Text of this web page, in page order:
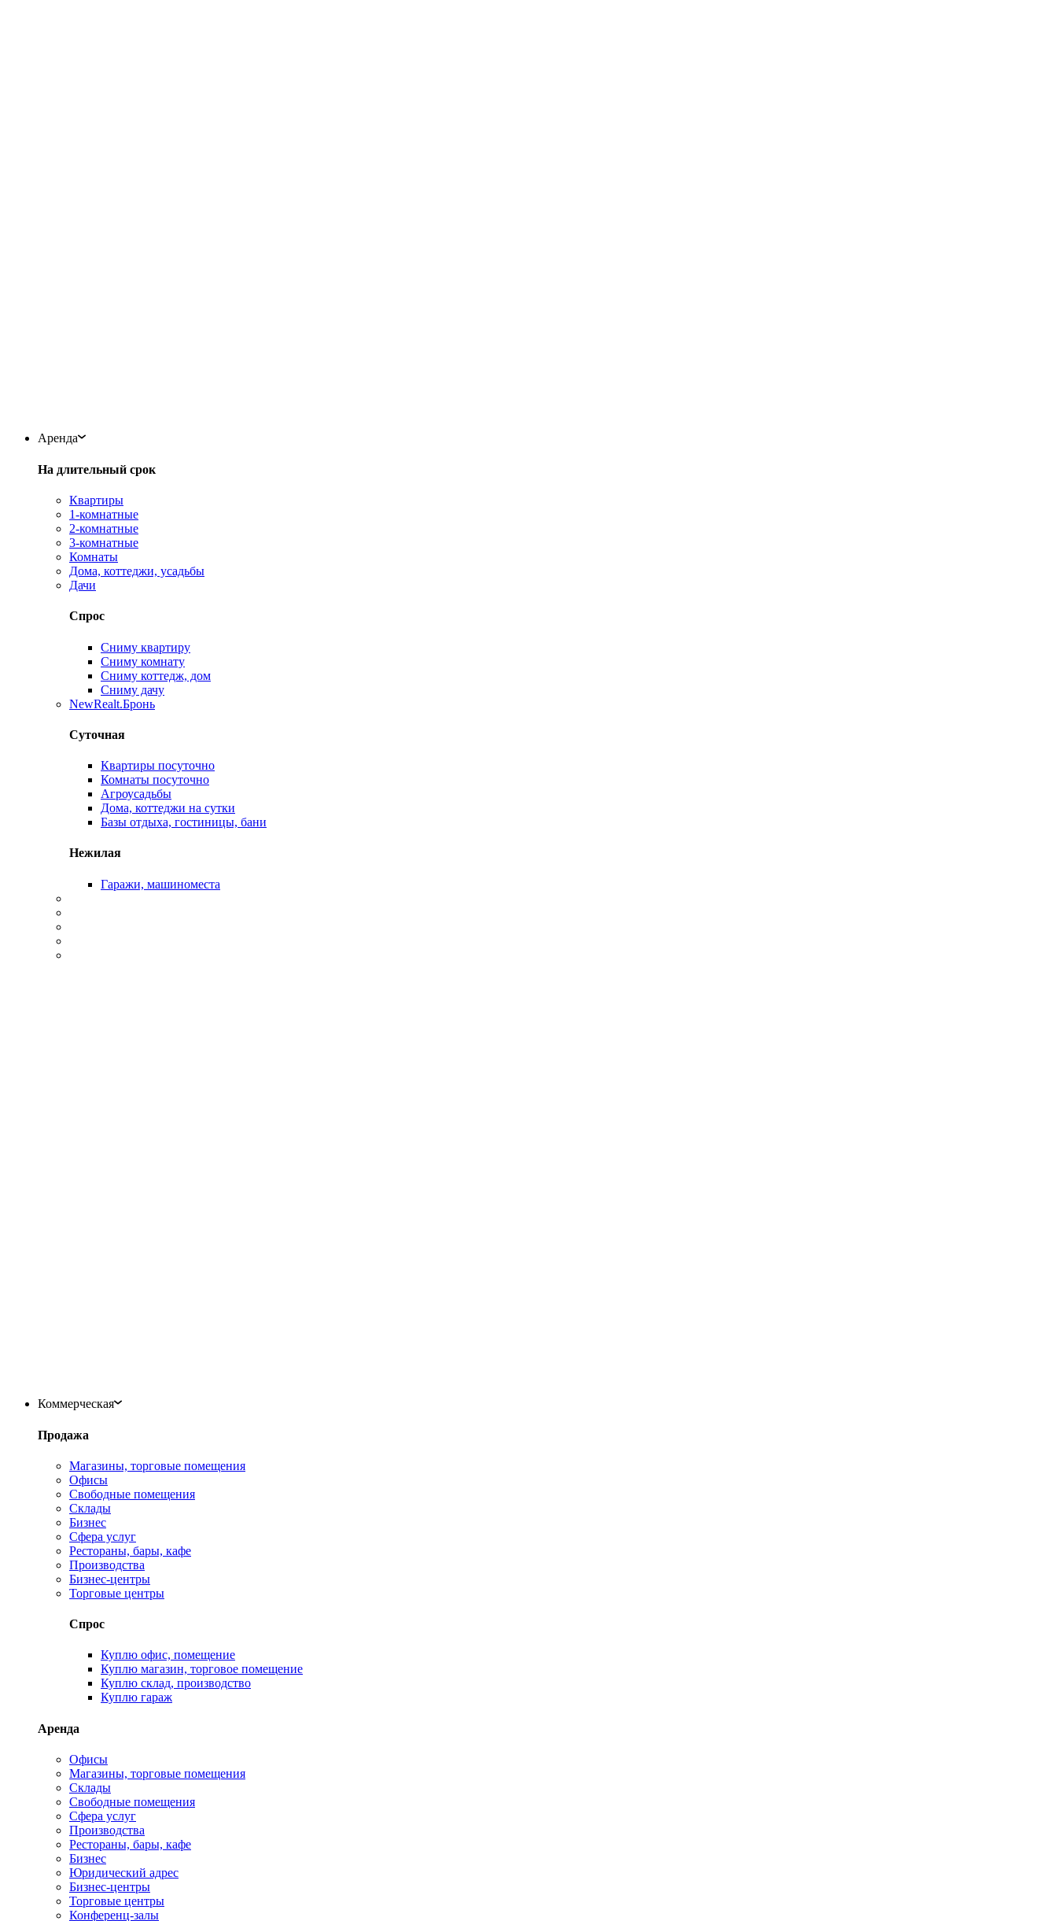
Аренда
На длительный срок
Квартиры
1-комнатные
2-комнатные
3-комнатные
Комнаты
Дома, коттеджи, усадьбы
Дачи
Спрос
Сниму квартиру
Сниму комнату
Сниму коттедж, дом
Сниму дачу
NewRealt.Бронь
Суточная
Квартиры посуточно
Комнаты посуточно
Агроусадьбы
Дома, коттеджи на сутки
Базы отдыха, гостиницы, бани
Нежилая
Гаражи, машиноместа
Коммерческая
Продажа
Магазины, торговые помещения
Офисы
Свободные помещения
Склады
Бизнес
Сфера услуг
Рестораны, бары, кафе
Производства
Бизнес-центры
Торговые центры
Спрос
Куплю офис, помещение
Куплю магазин, торговое помещение
Куплю склад, производство
Куплю гараж
Аренда
Офисы
Магазины, торговые помещения
Склады
Свободные помещения
Сфера услуг
Производства
Рестораны, бары, кафе
Бизнес
Юридический адрес
Бизнес-центры
Торговые центры
Конференц-залы